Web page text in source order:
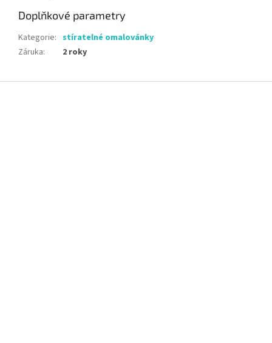
Doplňkové parametry
Kategorie: stíratelné omalovánky
Záruka: 2 roky